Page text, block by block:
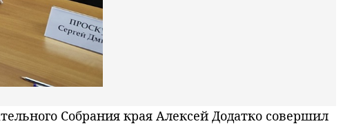
Собрания края Алексей Додатко совершил